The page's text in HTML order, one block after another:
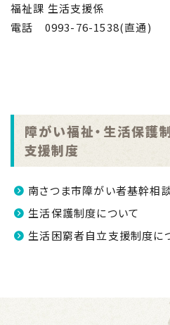
福祉課 生活支援係
電話 0993-76-1538(直通)
障がい福祉・生活保護
支援制度
南さつま市障がい者基幹相
生活保護制度について
生活困窮者自立支援制度に